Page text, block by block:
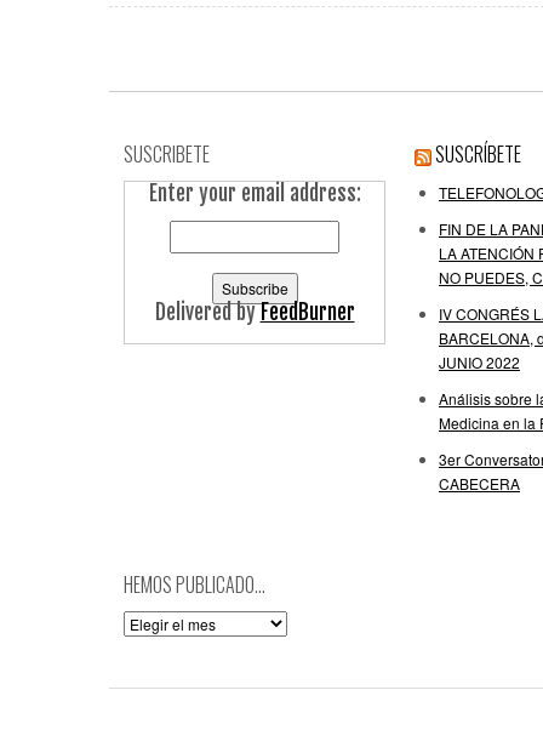
SUSCRIBETE
Enter your email address:
Delivered byFeedBurner
SUSCRÍBETE
FIN DE LA
LA ATENCIÓN
NO PUEDES,
IV CONGRÉS
BARCELONA,
JUNIO 2022
Análisis sobre
Medicina en la
3er
CABECERA
HEMOS PUBLICADO…
Hemos